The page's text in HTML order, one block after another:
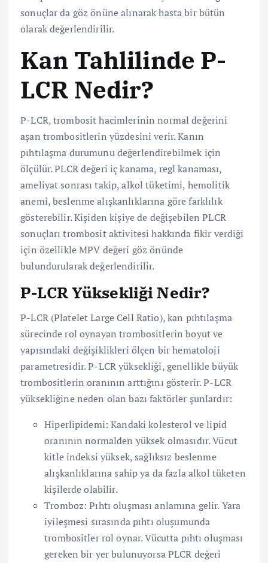
sonuçlar da göz önüne alınarak hasta bir bütün
olarak değerlendirilir.
Kan Tahlilinde P-
LCR Nedir?
P-LCR, trombosit hacimlerinin normal değerini
aşan trombositlerin yüzdesini verir. Kanın
pıhtılaşma durumunu değerlendirebilmek için
ölçülür. PLCR değeri iç kanama, regl kanaması,
ameliyat sonrası takip, alkol tüketimi, hemolitik
anemi, beslenme alışkanlıklarına göre farklılık
gösterebilir. Kişiden kişiye de değişebilen PLCR
sonuçları trombosit aktivitesi hakkında fikir verdiği
için özellikle MPV değeri göz önünde
bulundurularak değerlendirilir.
P-LCR Yüksekliği Nedir?
P-LCR (Platelet Large Cell Ratio), kan pıhtılaşma
sürecinde rol oynayan trombositlerin boyut ve
yapısındaki değişiklikleri ölçen bir hematoloji
parametresidir. P-LCR yüksekliği, genellikle büyük
trombositlerin oranının arttığını gösterir. P-LCR
yüksekliğine neden olan bazı faktörler şunlardır:
Hiperlipidemi: Kandaki kolesterol ve lipid
oranının normalden yüksek olmasıdır. Vücut
kitle indeksi yüksek, sağlıksız beslenme
alışkanlıklarına sahip ya da fazla alkol tüketen
kişilerde olabilir.
Tromboz: Pıhtı oluşması anlamına gelir. Yara
iyileşmesi sırasında pıhtı oluşumunda
trombositler rol oynar. Vücutta pıhtı oluşması
gereken bir yer bulunuyorsa PLCR değeri